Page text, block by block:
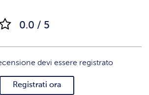
0.0 / 5
devi essere registrato
Registrati ora